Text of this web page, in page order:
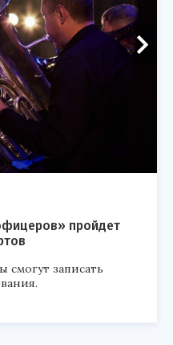
пройдет
смогут записать